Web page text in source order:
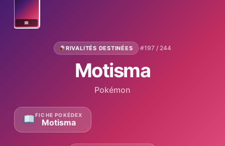
IR
RIVALITÉS DESTINÉES ·#197 / 244
Motisma
Pokémon
FICHE POKÉDEX
Motisma